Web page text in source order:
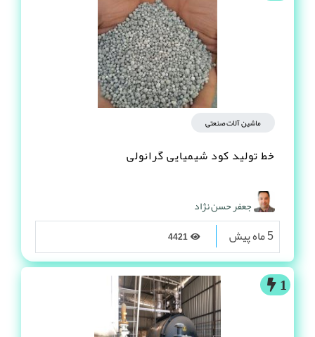
ماشین آلات صنعتی
خط تولید کود شیمیایی گرانولی
جعفر حسن نژاد
5 ماه پیش
1